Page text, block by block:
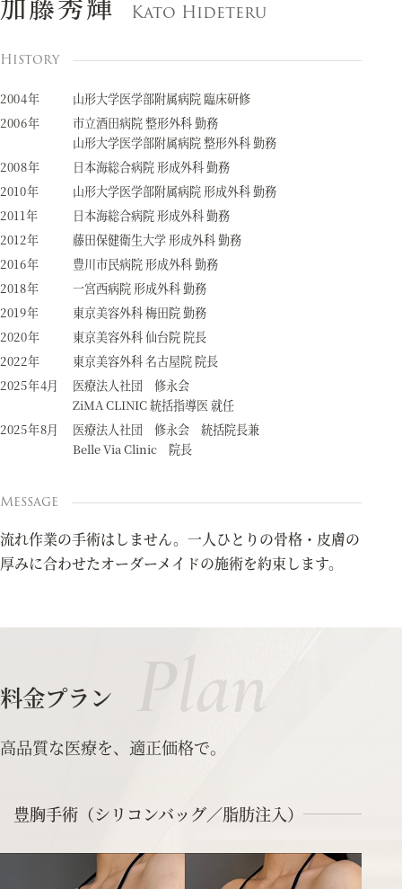
Kato Hideteru
History
2004年
山形大学医学部附属病院 臨床研修
2006年
市立酒田病院 整形外科 勤務
山形大学医学部附属病院 整形外科 勤務
2008年
日本海総合病院 形成外科 勤務
2010年
山形大学医学部附属病院 形成外科 勤務
2011年
日本海総合病院 形成外科 勤務
2012年
藤田保健衛生大学 形成外科 勤務
2016年
豊川市民病院 形成外科 勤務
2018年
一宮西病院 形成外科 勤務
2019年
東京美容外科 梅田院 勤務
2020年
東京美容外科 仙台院 院長
2022年
東京美容外科 名古屋院 院長
2025年4月
医療法人社団 修永会
ZiMA CLINIC 統括指導医 就任
2025年8月
医療法人社団 修永会 統括院長兼
Belle Via Clinic 院長
Message
流れ作業の手術はしません。一人ひとりの骨格・皮膚の
厚みに合わせたオーダーメイドの施術を約束します。
Plan
料金プラン
高品質な医療を、適正価格で。
豊胸手術（シリコンバッグ／脂肪注入）